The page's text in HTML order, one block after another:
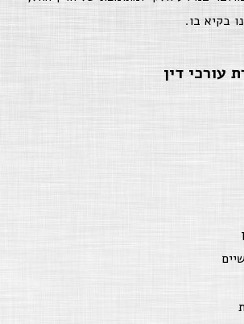
בקיא בו.
עורכי דין